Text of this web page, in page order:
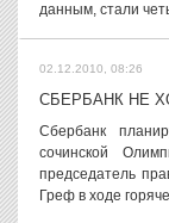
данным, стали
02.12.2010, 08:26
СБЕРБАНК НЕ
Сбербанк
сочинской
председатель
Греф в ходе